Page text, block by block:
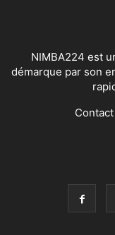
NIMBA224 est
démarque par son